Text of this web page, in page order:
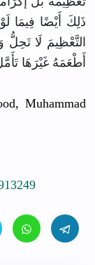
ذَلِكَ أَيْضًا فِيمَا
التَّعْظِيمَ لَا
أَطْعَمَهُ غَيْرَهَا
Muhammad